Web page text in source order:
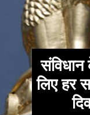
संविधान
लिए हर